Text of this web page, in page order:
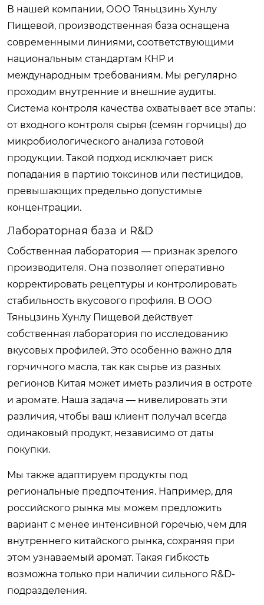
В нашей компании, ООО Тяньцзинь Хунлу
Пищевой, производственная база оснащена
современными линиями, соответствующими
национальным стандартам КНР и
международным требованиям. Мы регулярно
проходим внутренние и внешние аудиты.
Система контроля качества охватывает все этапы:
от входного контроля сырья (семян горчицы) до
микробиологического анализа готовой
продукции. Такой подход исключает риск
попадания в партию токсинов или пестицидов,
превышающих предельно допустимые
концентрации.
Лабораторная база и R&D
Собственная лаборатория — признак зрелого
производителя. Она позволяет оперативно
корректировать рецептуры и контролировать
стабильность вкусового профиля. В ООО
Тяньцзинь Хунлу Пищевой действует
собственная лаборатория по исследованию
вкусовых профилей. Это особенно важно для
горчичного масла, так как сырье из разных
регионов Китая может иметь различия в остроте
и аромате. Наша задача — нивелировать эти
различия, чтобы ваш клиент получал всегда
одинаковый продукт, независимо от даты
покупки.
Мы также адаптируем продукты под
региональные предпочтения. Например, для
российского рынка мы можем предложить
вариант с менее интенсивной горечью, чем для
внутреннего китайского рынка, сохраняя при
этом узнаваемый аромат. Такая гибкость
возможна только при наличии сильного R&D-
подразделения.